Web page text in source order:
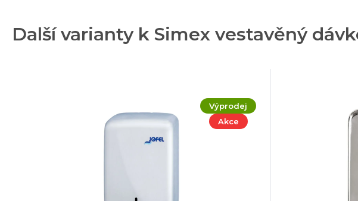
Další varianty k Simex vestavěný
Výprodej
Akce